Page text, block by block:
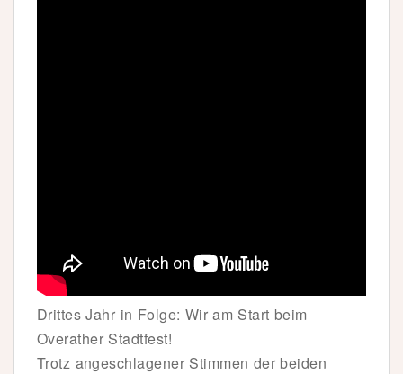
Drittes Jahr in Folge: Wir am Start beim
Overather Stadtfest!
Trotz angeschlagener Stimmen der beiden